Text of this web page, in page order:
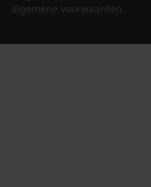
algemene voorwaarden